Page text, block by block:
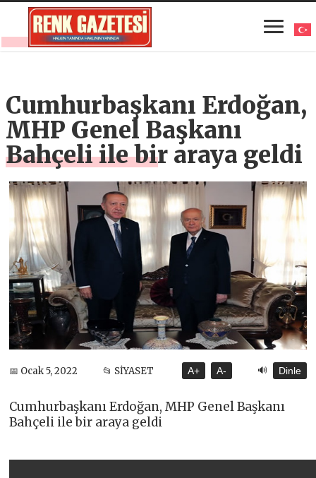
Cumhurbaşkanı Erdoğan,
MHP Genel Başkanı
Bahçeli ile bir araya geldi
📅 Ocak 5, 2022 📂 SİYASET A+ A- 🔊 Dinle
Cumhurbaşkanı Erdoğan, MHP Genel Başkanı
Bahçeli ile bir araya geldi